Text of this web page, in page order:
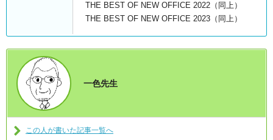
THE BEST OF NEW OFFICE 2022（同上）
THE BEST OF NEW OFFICE 2023（同上）
一色先生
この人が書いた記事一覧へ